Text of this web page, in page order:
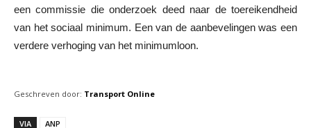
een commissie die onderzoek deed naar de toereikendheid
van het sociaal minimum. Een van de aanbevelingen was een
verdere verhoging van het minimumloon.
Geschreven door: Transport Online
VIA ANP